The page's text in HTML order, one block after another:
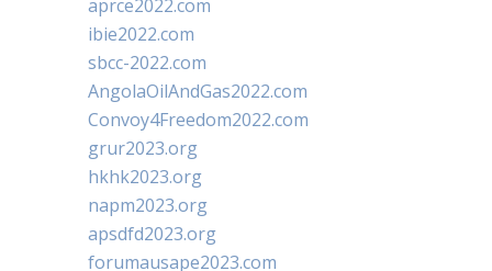
aprce2022.com
ibie2022.com
sbcc-2022.com
AngolaOilAndGas2022.com
Convoy4Freedom2022.com
grur2023.org
hkhk2023.org
napm2023.org
apsdfd2023.org
forumausape2023.com